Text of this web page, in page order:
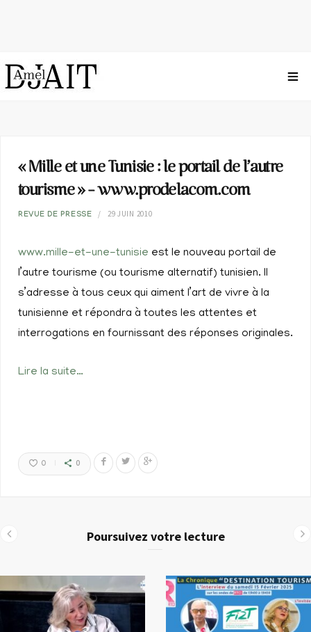
« Mille et une Tunisie : le portail de l’autre
tourisme » – www.prodelacom.com
REVUE DE PRESSE 29 JUIN 2010
www.mille-et-une-tunisie est le nouveau portail de
l’autre tourisme (ou tourisme alternatif) tunisien. Il
s’adresse à tous ceux qui aiment l’art de vivre à la
tunisienne et répondra à toutes les attentes et
interrogations en fournissant des réponses originales.
Lire la suite…
0 0
Poursuivez votre lecture